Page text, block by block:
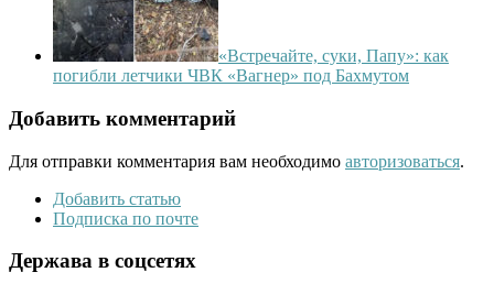
«Встречайте, суки, Папу»: как
погибли летчики ЧВК «Вагнер» под Бахмутом
Добавить комментарий
Для отправки комментария вам необходимо авторизоваться.
Добавить статью
Подписка по почте
Держава в соцсетях